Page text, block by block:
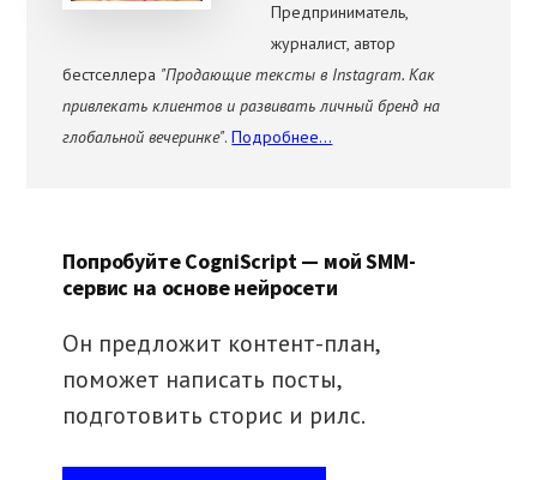
Предприниматель,
журналист, автор
бестселлера "Продающие тексты в Instagram. Как
привлекать клиентов и развивать личный бренд на
глобальной вечеринке".Подробнее...
Попробуйте CogniScript — мой SMM-
сервис на основе нейросети
Он предложит контент-план,
поможет написать посты,
подготовить сторис и рилс.